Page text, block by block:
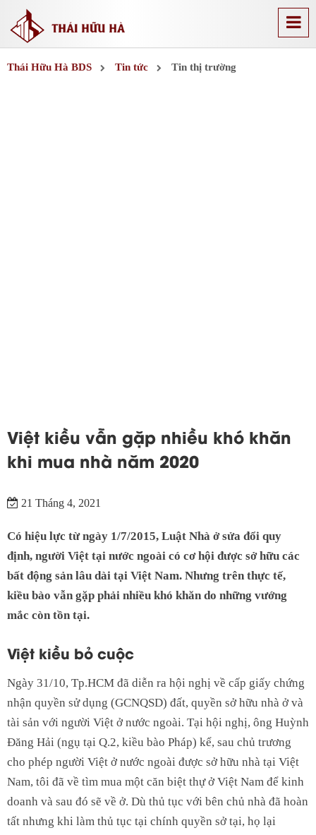
Thái Hữu Hà BDS Tin tức Tin thị trường
Việt kiều vẫn gặp nhiều khó khăn
khi mua nhà năm 2020
21 Tháng 4, 2021
Có hiệu lực từ ngày 1/7/2015, Luật Nhà ở sửa đổi quy
định, người Việt tại nước ngoài có cơ hội được sở hữu các
bất động sản lâu dài tại Việt Nam. Nhưng trên thực tế,
kiều bào vẫn gặp phải nhiều khó khăn do những vướng
mắc còn tồn tại.
Việt kiều bỏ cuộc
Ngày 31/10, Tp.HCM đã diễn ra hội nghị về cấp giấy chứng
nhận quyền sử dụng (GCNQSD) đất, quyền sở hữu nhà ở và
tài sản với người Việt ở nước ngoài. Tại hội nghị, ông Huỳnh
Đăng Hải (ngụ tại Q.2, kiều bào Pháp) kể, sau chủ trương
cho phép người Việt ở nước ngoài được sở hữu nhà tại Việt
Nam, tôi đã về tìm mua một căn biệt thự ở Việt Nam để kinh
doanh và sau đó sẽ về ở. Dù thủ tục với bên chủ nhà đã hoàn
tất nhưng khi làm thủ tục tại chính quyền sở tại, họ lại